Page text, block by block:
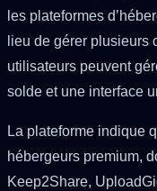
les plateformes
lieu de gérer plusieurs
utilisateurs peuvent
solde et une interface
La plateforme indique
hébergeurs premium,
Keep2Share,